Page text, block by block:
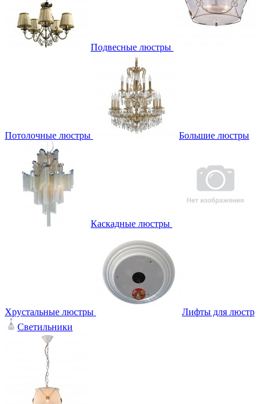
Подвесные люстры
Потолочные люстры Большие люстры
Каскадные люстры
Хрустальные люстры
Лифты для люстр
Светильники